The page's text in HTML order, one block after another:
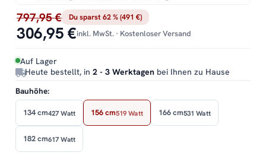
797,95 € Du sparst 62 % (491 €)
306,95 €inkl. MwSt. · Kostenloser Versand
Auf Lager
Heute bestellt, in 2 - 3 Werktagen bei Ihnen zu Hause
Bauhöhe:
134 cm427 Watt 156 cm519 Watt 166 cm531 Watt
182 cm617 Watt